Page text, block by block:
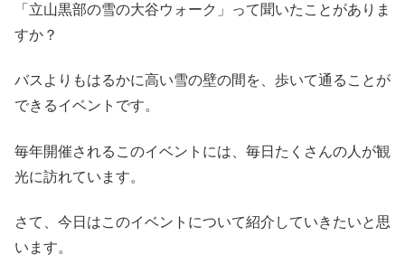
「立山黒部の雪の大谷ウォーク」って聞いたことがありま
すか？
バスよりもはるかに高い雪の壁の間を、歩いて通ることが
できるイベントです。
毎年開催されるこのイベントには、毎日たくさんの人が観
光に訪れています。
さて、今日はこのイベントについて紹介していきたいと思
います。